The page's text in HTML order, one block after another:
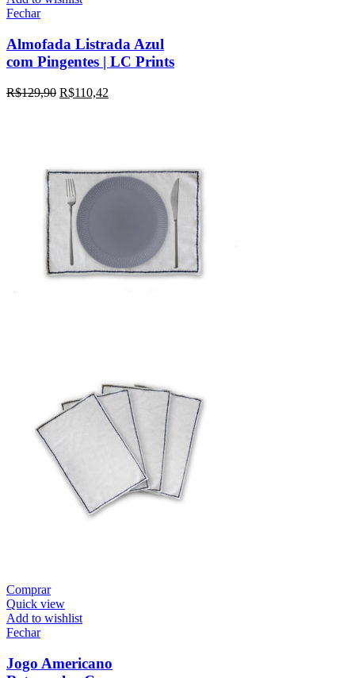
Fechar
Almofada Listrada Azul
com Pingentes | LC Prints
R$129,90 R$110,42
Comprar
Quick view
Add to wishlist
Fechar
Jogo Americano